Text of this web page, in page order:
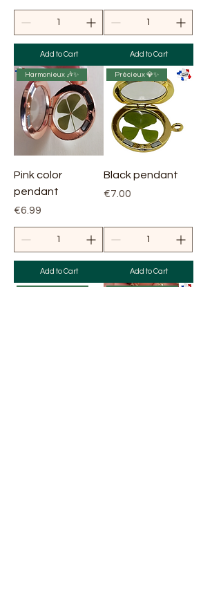
Add to Cart Add to Cart
Harmonieux 🎶✨
Pink color
pendant
Price
€6.99
Add to Cart
Précieux 💎✨
Black pendant
Price
€7.00
Add to Cart